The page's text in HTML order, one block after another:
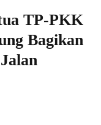
TP-PKK
Bagikan